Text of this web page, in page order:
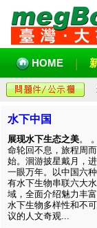
HOME
水下中国
展现水下生态之美。
命轮回不息，旅程周
始。洄游披星戴月，
一眼万年。以中国六
有水下生物串联六大水
域，全面介绍魅力丰
水下生物多样性和不
议的人文奇观...